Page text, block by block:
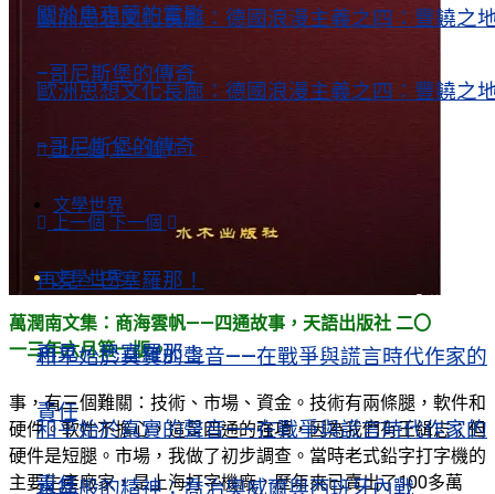
歐洲思想文化長廊：德國浪漫主義之四：豐饒之
–哥尼斯堡的傳奇
上一個 下一個
文學世界
再見，巴塞羅那！
和平始於真實的聲音——在戰爭與謊言時代作家的
責任
水晶般的精神：喬治奧威爾與西班牙內戰
關於烏克蘭的電影
歐洲思想文化長廊：德國浪漫主義之四：豐饒之
–哥尼斯堡的傳奇
上一個 下一個
文學世界
再見，巴塞羅那！
和平始於真實的聲音——在戰爭與謊言時代作家的
責任
萬潤南文集：商海雲帆——四通故事，天語出版社 二〇
一三年六月第一版。
事，有三個難關：技術、市場、資金。技術有兩條腿，軟件和
硬件。軟件不擔心，這是四通的強項，因為我們有王緝志；但
硬件是短腿。市場，我做了初步調查。當時老式鉛字打字機的
主要生產廠家，是上海打字機廠，歷年來已賣出了100多萬